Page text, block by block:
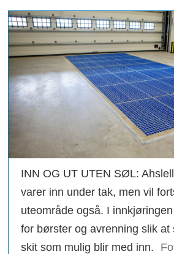
INN OG UT UTEN SØL:
varer inn under tak, men vil
uteområde også. I
for børster og avrenning slik at
skit som mulig blir med inn.